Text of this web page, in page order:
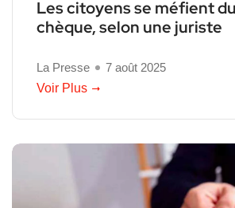
Les citoyens se méfient
chèque, selon une juriste
La Presse
7 août 2025
Voir Plus